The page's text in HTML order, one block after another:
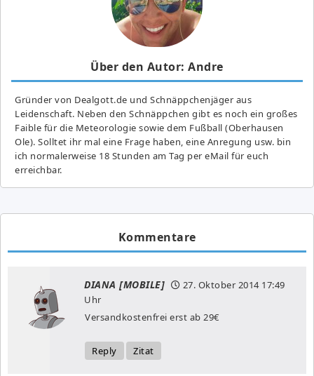
Über den Autor: Andre
Gründer von Dealgott.de und Schnäppchenjäger aus
Leidenschaft. Neben den Schnäppchen gibt es noch ein großes
Fai­ble für die Meteorologie sowie dem Fußball (Oberhausen
Ole). Solltet ihr mal eine Frage haben, eine Anregung usw. bin
ich normalerweise 18 Stunden am Tag per eMail für euch
erreichbar.
Kommentare
DIANA [MOBILE] 27. Oktober 201417:49
Uhr
Versandkostenfrei erst ab 29€
Reply Zitat